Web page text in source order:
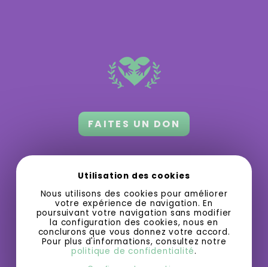
FAITES UN DON
Orford 3.0 a besoin de votre appui
grandir et offrir des activités gratuites
ou à bas prix.
Utilisation des cookies
Nous utilisons des cookies pour améliorer
votre expérience de navigation. En
poursuivant votre navigation sans modifier
la configuration des cookies, nous en
conclurons que vous donnez votre accord.
Pour plus d'informations, consultez notre
politique de confidentialité.